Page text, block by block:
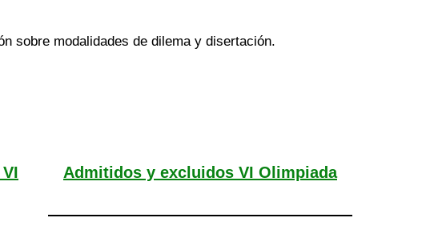
sobre modalidades de dilema y disertación.
Admitidos y excluidos VI Olimpiada